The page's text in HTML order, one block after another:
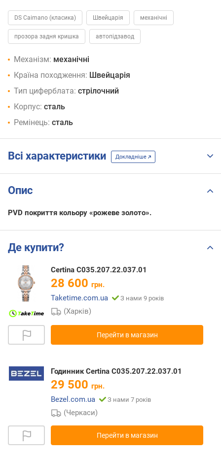
DS Caimano (класика) Швейцарія механічні
прозора задня кришка автопідзавод
Механізм: механічні
Країна походження: Швейцарія
Тип циферблата: стрілочний
Корпус: сталь
Ремінець: сталь
Всі характеристики Докладніше
Опис
PVD покриття кольору «рожеве золото».
Де купити?
Certina C035.207.22.037.01
28 600 грн.
Taketime.com.ua
З нами 9 років
(Харків)
Перейти в магазин
Годинник Certina C035.207.22.037.01
29 500 грн.
Bezel.com.ua
З нами 7 років
(Черкаси)
Перейти в магазин